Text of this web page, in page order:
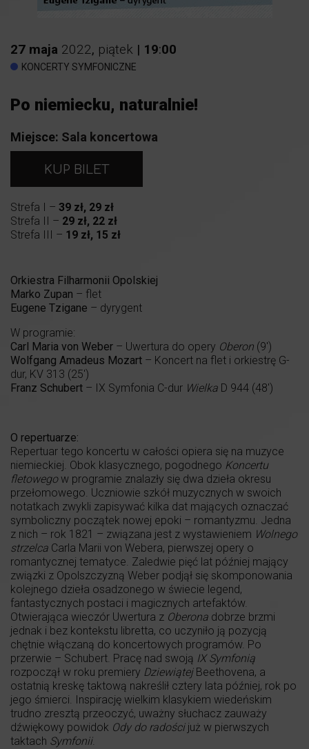
27 maja 2022, piątek | 19:00
KONCERTY SYMFONICZNE
Po niemiecku, naturalnie!
Miejsce: Sala koncertowa
KUP BILET
Strefa I – 39 zł, 29 zł
Strefa II – 29 zł, 22 zł
Strefa III – 19 zł, 15 zł
Orkiestra Filharmonii Opolskiej
Marko Zupan – flet
Eugene Tzigane – dyrygent
W programie:
Carl Maria von Weber – Uwertura do opery Oberon (9′)
Wolfgang Amadeus Mozart – Koncert na flet i orkiestrę G-
dur, KV 313 (25′)
Franz Schubert – IX Symfonia C-dur Wielka D 944 (48′)
O repertuarze:
Repertuar tego koncertu w całości opiera się na muzyce
niemieckiej. Obok klasycznego, pogodnego Koncertu
fletowegow programie znalazły się dwa dzieła okresu
przełomowego. Uczniowie szkół muzycznych w swoich
notatkach zwykli zapisywać kilka dat mających oznaczać
symboliczny początek nowej epoki – romantyzmu. Jedna
z nich – rok 1821 – związana jest z wystawieniem Wolnego
strzelca Carla Marii von Webera, pierwszej opery o
romantycznej tematyce. Zaledwie pięć lat później mający
związki z Opolszczyzną Weber podjął się skomponowania
kolejnego dzieła osadzonego w świecie legend,
fantastycznych postaci i magicznych artefaktów.
Otwierająca wieczór Uwertura z Oberona dobrze brzmi
jednak i bez kontekstu libretta, co uczyniło ją pozycją
chętnie włączaną do koncertowych programów. Po
przerwie – Schubert. Pracę nad swoją IX Symfonią
rozpoczął w roku premiery DziewiątejBeethovena, a
ostatnią kreskę taktową nakreślił cztery lata później, rok po
jego śmierci. Inspirację wielkim klasykiem wiedeńskim
trudno zresztą przeoczyć, uważny słuchacz zauważy
dźwiękowy powidok Ody do radościjuż w pierwszych
taktach Symfonii.